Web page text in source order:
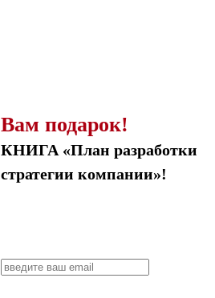
Вам подарок!
КНИГА «План разработки
стратегии компании»!